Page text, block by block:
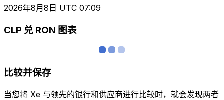
2026年8月8日 UTC 07:09
CLP 兑 RON 图表
比较并保存
当您将 Xe 与领先的银行和供应商进行比较时，就会发现两者